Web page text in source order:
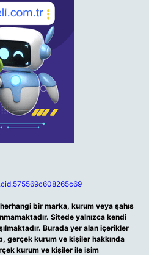
bir marka, kurum veya şahıs
Sitede yalnızca kendi
Burada yer alan içerikler
gerçek kurum ve kişiler hakkında
kurum ve kişiler ile isim